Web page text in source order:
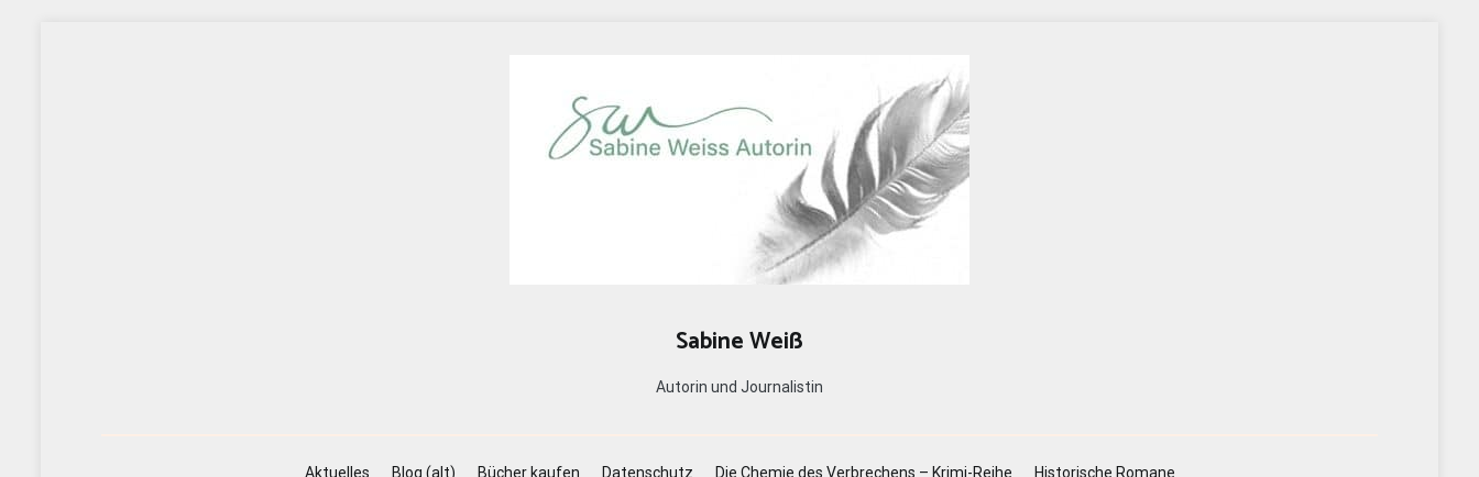
Sabine Weiß
Autorin und Journalistin
Aktuelles Blog (alt) Bücher kaufen Datenschutz Die Chemie des Verbrechens – Krimi-Reihe Historische Romane